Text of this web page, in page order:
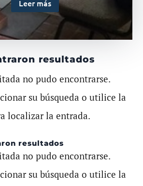
Leer más
resultados
no pudo encontrarse.
su búsqueda o utilice la
localizar la entrada.
resultados
no pudo encontrarse.
su búsqueda o utilice la